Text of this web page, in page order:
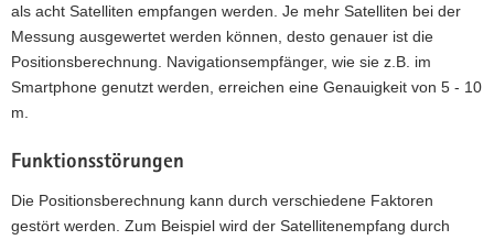
als acht Satelliten empfangen werden. Je mehr Satelliten bei der
Messung ausgewertet werden können, desto genauer ist die
Positionsberechnung. Navigationsempfänger, wie sie z.B. im
Smartphone genutzt werden, erreichen eine Genauigkeit von 5 - 10
m.
Funktionsstörungen
Die Positionsberechnung kann durch verschiedene Faktoren
gestört werden. Zum Beispiel wird der Satellitenempfang durch